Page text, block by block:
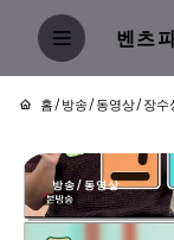
벤츠
홈/방송/동영상/장
방송/동영상